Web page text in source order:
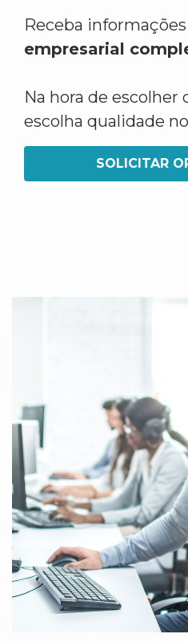
Receba
empresarial
Na hora de escolher
escolha qualidade
SOLICITAR